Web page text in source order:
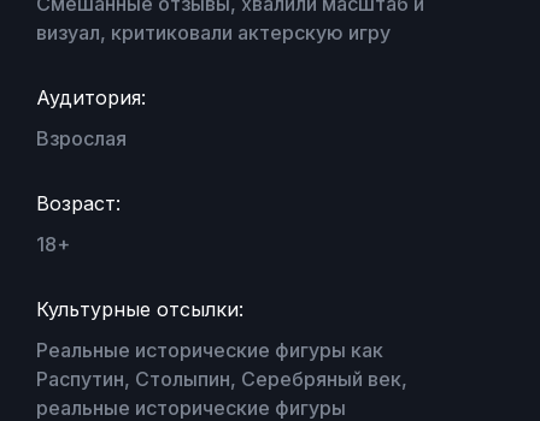
визуал, критиковали актерскую игру
Аудитория:
Взрослая
Возраст:
18+
Культурные отсылки:
Реальные исторические фигуры как
Распутин, Столыпин, Серебряный век,
реальные исторические фигуры